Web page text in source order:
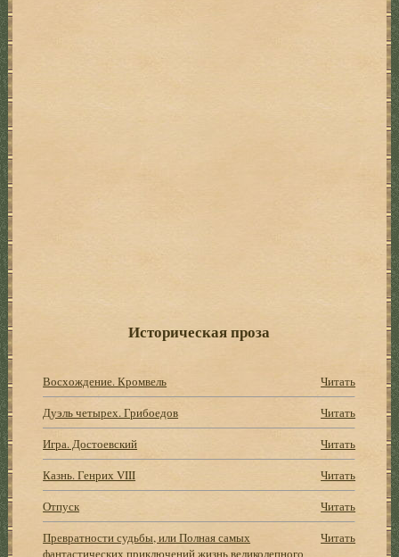
Историческая проза
Восхождение. Кромвель
Читать
Дуэль четырех. Грибоедов
Читать
Игра. Достоевский
Читать
Казнь. Генрих VIII
Читать
Отпуск
Читать
Превратности судьбы, или Полная самых
фантастических приключений жизнь великолепного
Читать